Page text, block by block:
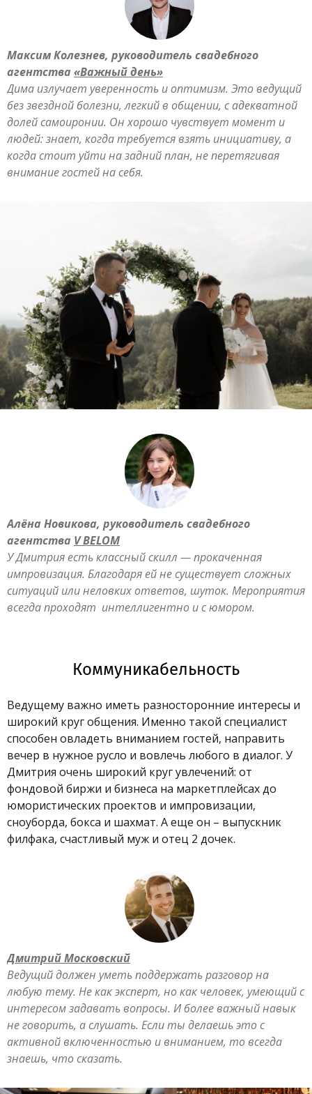
Максим Колезнев, руководитель свадебного
агентства «Важный день»
Дима излучает уверенность и оптимизм. Это ведущий
без звездной болезни, легкий в общении, с адекватной
долей самоиронии. Он хорошо чувствует момент и
людей: знает, когда требуется взять инициативу, а
когда стоит уйти на задний план, не перетягивая
внимание гостей на себя.
Алёна Новикова, руководитель свадебного
агентства V BELOM
У Дмитрия есть классный скилл — прокаченная
импровизация. Благодаря ей не существует сложных
ситуаций или неловких ответов, шуток. Мероприятия
всегда проходят интеллигентно и с юмором.
Коммуникабельность
Ведущему важно иметь разносторонние интересы и
широкий круг общения. Именно такой специалист
способен овладеть вниманием гостей, направить
вечер в нужное русло и вовлечь любого в диалог. У
Дмитрия очень широкий круг увлечений: от
фондовой биржи и бизнеса на маркетплейсах до
юмористических проектов и импровизации,
сноуборда, бокса и шахмат. А еще он – выпускник
филфака, счастливый муж и отец 2 дочек.
Дмитрий Московский
Ведущий должен уметь поддержать разговор на
любую тему. Не как эксперт, но как человек, умеющий с
интересом задавать вопросы. И более важный навык
не говорить, а слушать. Если ты делаешь это с
активной включенностью и вниманием, то всегда
знаешь, что сказать.